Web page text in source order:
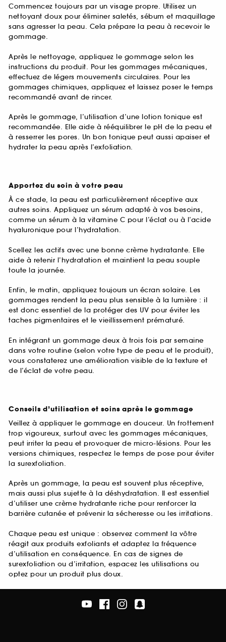
Commencez toujours par un visage propre. Utilisez un
nettoyant doux pour éliminer saletés, sébum et maquillage
sans agresser la peau. Cela prépare la peau à recevoir le
gommage.
Après le nettoyage, appliquez le gommage selon les
instructions du produit. Pour les gommages mécaniques,
effectuez de légers mouvements circulaires. Pour les
gommages chimiques, appliquez et laissez poser le temps
recommandé avant de rincer.
Après le gommage, l’utilisation d’une lotion tonique est
recommandée. Elle aide à rééquilibrer le pH de la peau et
à resserrer les pores. Un bon tonique peut aussi apaiser et
hydrater la peau après l’exfoliation.
Apportez du soin à votre peau
À ce stade, la peau est particulièrement réceptive aux
autres soins. Appliquez un sérum adapté à vos besoins,
comme un sérum à la vitamine C pour l’éclat ou à l’acide
hyaluronique pour l’hydratation.
Scellez les actifs avec une bonne crème hydratante. Elle
aide à retenir l’hydratation et maintient la peau souple
toute la journée.
Enfin, le matin, appliquez toujours un écran solaire. Les
gommages rendent la peau plus sensible à la lumière : il
est donc essentiel de la protéger des UV pour éviter les
taches pigmentaires et le vieillissement prématuré.
En intégrant un gommage deux à trois fois par semaine
dans votre routine (selon votre type de peau et le produit),
vous constaterez une amélioration visible de la texture et
de l’éclat de votre peau.
Conseils d’utilisation et soins après le gommage
Veillez à appliquer le gommage en douceur. Un frottement
trop vigoureux, surtout avec les gommages mécaniques,
peut irriter la peau et provoquer de micro-lésions. Pour les
versions chimiques, respectez le temps de pose pour éviter
la surexfoliation.
Après un gommage, la peau est souvent plus réceptive,
mais aussi plus sujette à la déshydratation. Il est essentiel
d’utiliser une crème hydratante riche pour renforcer la
barrière cutanée et prévenir la sécheresse ou les irritations.
Chaque peau est unique : observez comment la vôtre
réagit aux produits exfoliants et adaptez la fréquence
d’utilisation en conséquence. En cas de signes de
surexfoliation ou d’irritation, espacez les utilisations ou
optez pour un produit plus doux.